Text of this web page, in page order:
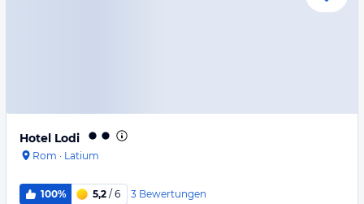
Hotel Lodi
Rom · Latium
100% 5,2 / 6 3 Bewertungen